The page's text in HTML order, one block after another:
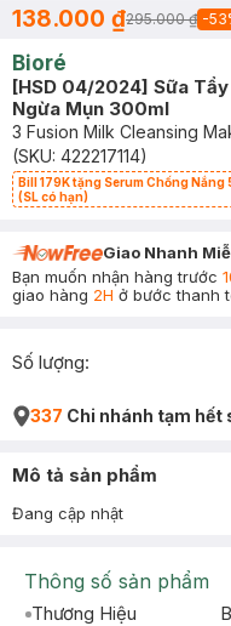
138.000 ₫295.000 ₫ -53
Bioré
[HSD 04/2024] Sữa
Ngừa Mụn 300ml
3 Fusion Milk Cleansing
(SKU: 422217114)
Bill 179K tặng Serum Chống
(SL có hạn)
Giao Nhanh
Bạn muốn nhận hàng trước
giao hàng 2H ở bước thanh
Số lượng:
337 Chi nhánh tạm hết
Mô tả sản phẩm
Đang cập nhật
Thông số sản phẩm
Thương Hiệu